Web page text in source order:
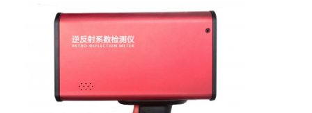
পুনরুদ্ধারকারী মিটার